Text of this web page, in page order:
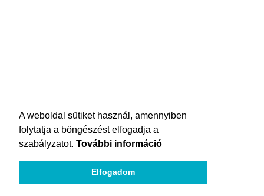
A weboldal sütiket használ, amennyiben
folytatja a böngészést elfogadja a
szabályzatot. További információ
Elfogadom